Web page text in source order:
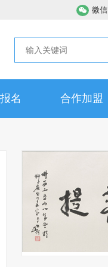
微信
名 合作加盟